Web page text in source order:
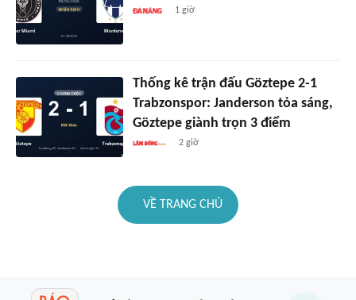
1 giờ
Thống kê trận đấu Göztepe 2-1
Trabzonspor: Janderson tỏa sáng,
Göztepe giành trọn 3 điểm
2 giờ
VỀ TRANG CHỦ